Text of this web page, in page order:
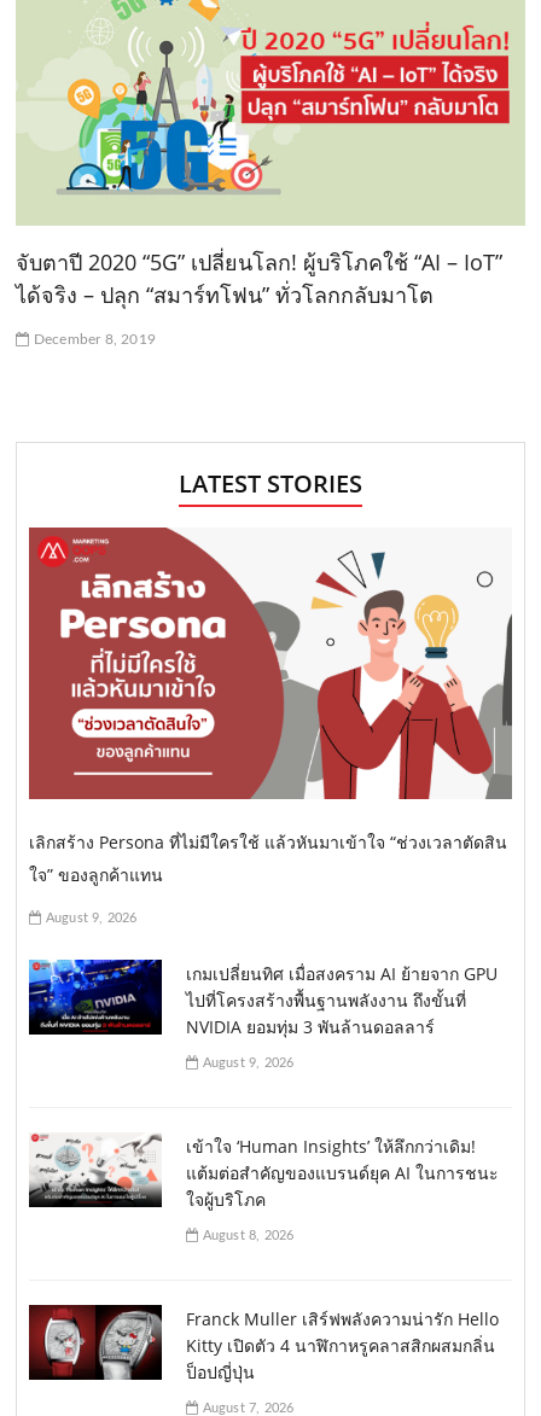
จับตาปี 2020 “5G” เปลี่ยนโลก! ผู้บริโภคใช้ “AI – IoT”
ได้จริง – ปลุก “สมาร์ทโฟน” ทั่วโลกกลับมาโต
December 8, 2019
LATEST STORIES
เลิกสร้าง Persona ที่ไม่มีใครใช้ แล้วหันมาเข้าใจ “ช่วงเวลาตัดสิน
ใจ” ของลูกค้าแทน
August 9, 2026
เกมเปลี่ยนทิศ เมื่อสงคราม AI ย้ายจาก GPU
ไปที่โครงสร้างพื้นฐานพลังงาน ถึงขั้นที่
NVIDIA ยอมทุ่ม 3 พันล้านดอลลาร์
August 9, 2026
เข้าใจ ‘Human Insights’ ให้ลึกกว่าเดิม!
แต้มต่อสำคัญของแบรนด์ยุค AI ในการชนะ
ใจผู้บริโภค
August 8, 2026
Franck Muller เสิร์ฟพลังความน่ารัก Hello
Kitty เปิดตัว 4 นาฬิกาหรูคลาสสิกผสมกลิ่น
ป็อปญี่ปุ่น
August 7, 2026